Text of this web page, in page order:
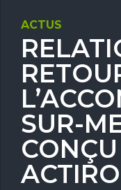
ACTUS
SUR-